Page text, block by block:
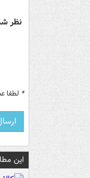
نظر
* لطفا
این